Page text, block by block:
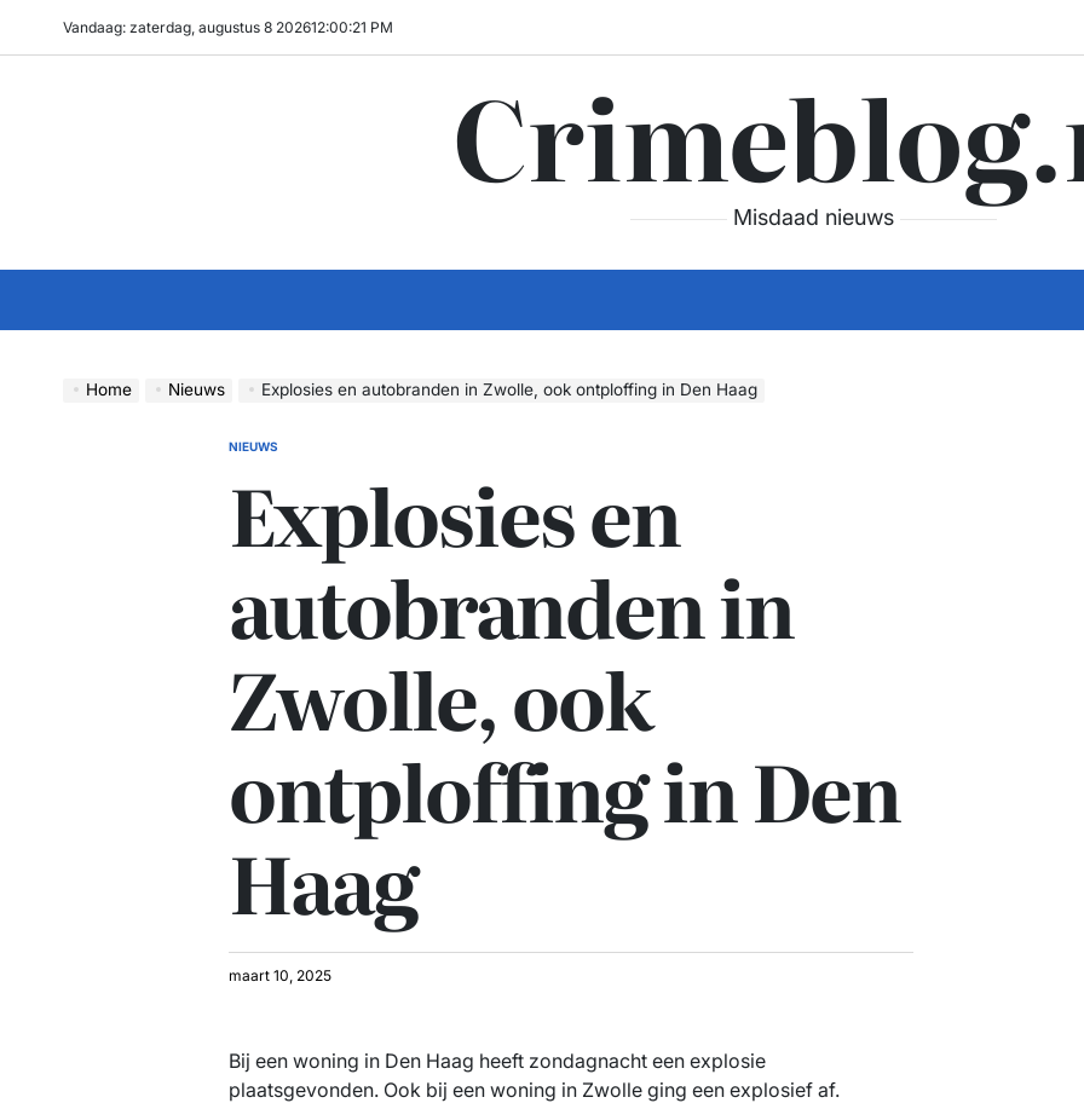
Vandaag: zaterdag, augustus 8 202612:00:22 PM
Misdaad nieuws
Home Nieuws Explosies en autobranden in Zwolle, ook ontploffing in Den Haag
GEPLAATST
NIEUWS
Explosies en
autobranden in
Zwolle, ook
ontploffing in Den
Haag
maart 10, 2025
Bij een woning in Den Haag heeft zondagnacht een explosie
plaatsgevonden. Ook bij een woning in Zwolle ging een explosief af.